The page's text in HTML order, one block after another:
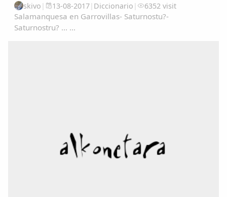
skivo | 13-08-2017| Diccionario | 6352 visit
Salamanquesa en Garrovillas- Saturnostu?-
Saturnostru? ... ...